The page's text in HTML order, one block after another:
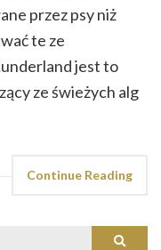
przez psy niż
te ze
jest to
ze świeżych alg
Continue Reading
Search